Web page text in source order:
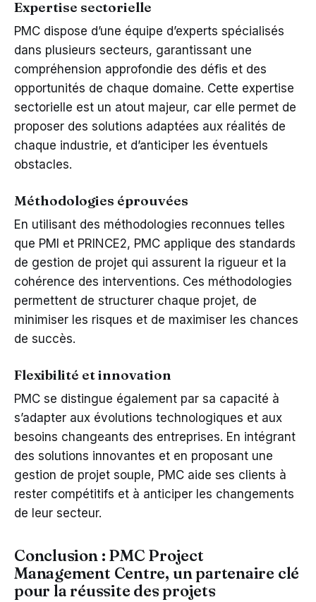
Expertise sectorielle
PMC dispose d’une équipe d’experts spécialisés
dans plusieurs secteurs, garantissant une
compréhension approfondie des défis et des
opportunités de chaque domaine. Cette expertise
sectorielle est un atout majeur, car elle permet de
proposer des solutions adaptées aux réalités de
chaque industrie, et d’anticiper les éventuels
obstacles.
Méthodologies éprouvées
En utilisant des méthodologies reconnues telles
que PMI et PRINCE2, PMC applique des standards
de gestion de projet qui assurent la rigueur et la
cohérence des interventions. Ces méthodologies
permettent de structurer chaque projet, de
minimiser les risques et de maximiser les chances
de succès.
Flexibilité et innovation
PMC se distingue également par sa capacité à
s’adapter aux évolutions technologiques et aux
besoins changeants des entreprises. En intégrant
des solutions innovantes et en proposant une
gestion de projet souple, PMC aide ses clients à
rester compétitifs et à anticiper les changements
de leur secteur.
Conclusion : PMC Project
Management Centre, un partenaire clé
pour la réussite des projets